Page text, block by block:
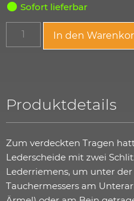
Sofort lieferbar
In den
Produktdetails
Zum verdeckten Tragen
Lederscheide mit zwei
Lederriemens, um unter
Tauchermessers am